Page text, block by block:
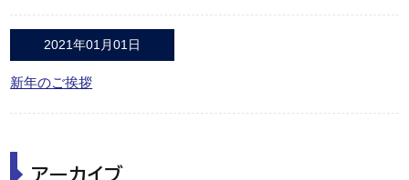
2021年01月01日
新年のご挨拶
アーカイブ